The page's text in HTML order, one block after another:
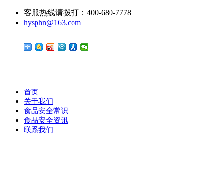
客服热线请拨打：400-680-7778
hysphn@163.com
首页
关于我们
食品安全常识
食品安全资讯
联系我们